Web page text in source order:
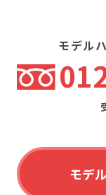
モデル
モデ